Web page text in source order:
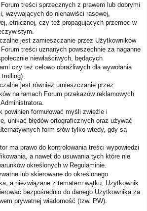
Forum treści sprzecznych z prawem lub dobrymi
wzywających do nienawiści rasowej,
etnicznej, czy też propagujących przemoc w
jest zamieszczanie przez Użytkowników
Forum treści uznanych powszechnie za naganne
niewłaściwych, będących
czy też celowo obraźliwych dla wywołania
jest również umieszczanie przez
na łamach Forum przekazów reklamowych
powinien formułować myśli zwięźle i
unikać błędów ortograficznych oraz używać
form słów tylko wtedy, gdy są
ma prawo do kontrolowania treści wypowiedzi
a nawet do usuwania tych które nie
określonych w Regulaminie.
lub skierowane do określonego
a niezwiązane z tematem wątku, Użytkownik
bezpośrednio do danego Użytkownika za
prywatnej wiadomość (tzw. PW).